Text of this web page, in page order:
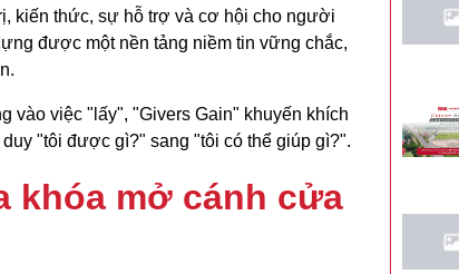
kiến thức, sự hỗ trợ và cơ hội cho người
được một nền tảng niềm tin vững chắc,
vào việc "lấy", "Givers Gain" khuyến khích
"tôi được gì?" sang "tôi có thể giúp gì?".
khóa mở cánh cửa